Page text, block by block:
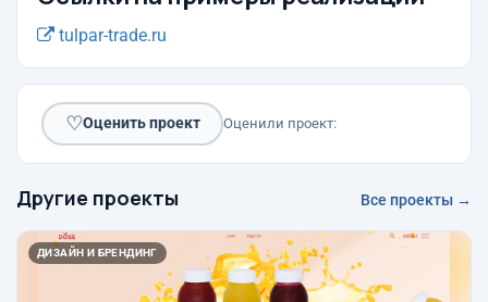
tulpar-trade.ru
♡Оценить проект Оценили проект:
Другие проекты Все проекты →
ДИЗАЙН И БРЕНДИНГ